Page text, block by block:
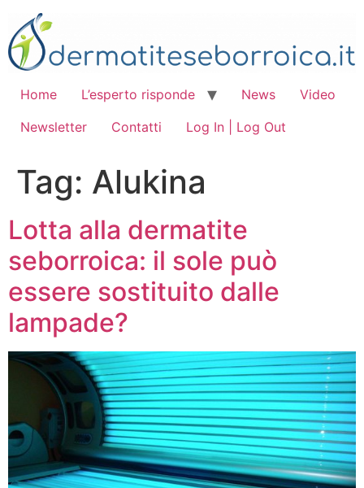
contenuto
Home L’esperto risponde News
Video
Newsletter
Contatti Log In | Log Out
Tag: Alukina
Lotta alla dermatite
seborroica: il sole può
essere sostituito dalle
lampade?